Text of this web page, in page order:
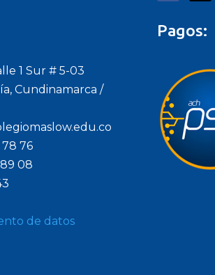
1 Sur # 5-03
Cundinamarca /
78 76
08
de datos
Pagos: